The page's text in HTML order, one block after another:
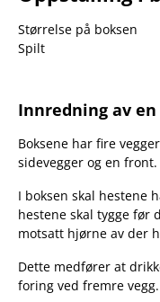
Størrelse på boksen
Spilt
Innredning av en
Boksene har fire
sidevegger og en front.
I boksen skal hestene
hestene skal tygge før
motsatt hjørne av der
Dette medfører at
foring ved fremre vegg.